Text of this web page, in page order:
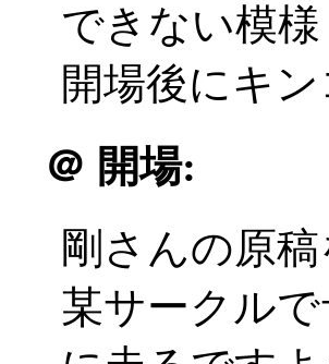
できない模
開場後にキ
＠ 開場:
剛さんの原
某サークル